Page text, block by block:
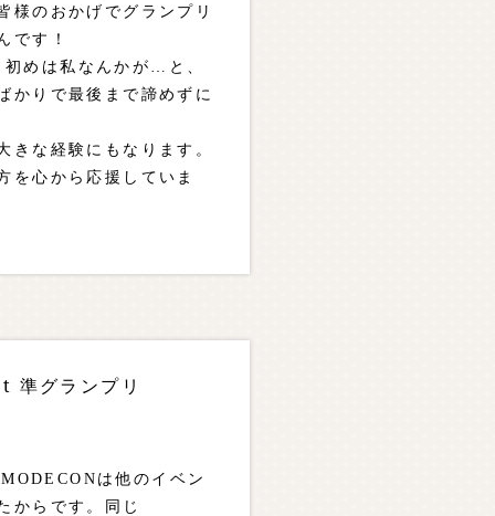
様のおかげでグランプリ
です！
めは私なんかが…と、
かりで最後まで諦めずに
きな経験にもなります。
を心から応援していま
グランプリ
は他のイベン
からです。同じ